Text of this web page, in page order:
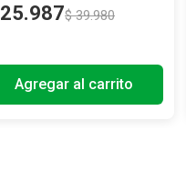
25.987$ 39.980
Agregar al carrito